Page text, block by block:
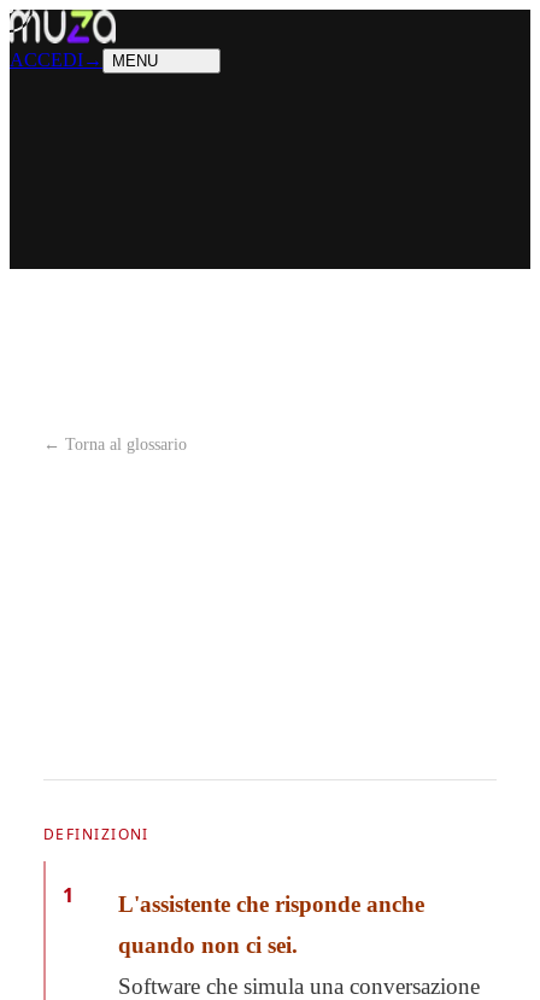
ACCEDI→ MENU
PRODOTTI Cosa sappiamo fare
SOLUZIONIChi possiamo aiutare
← Torna al glossario
DEFINIZIONI
1
L'assistente che risponde anche
quando non ci sei.
Software che simula una conversazione